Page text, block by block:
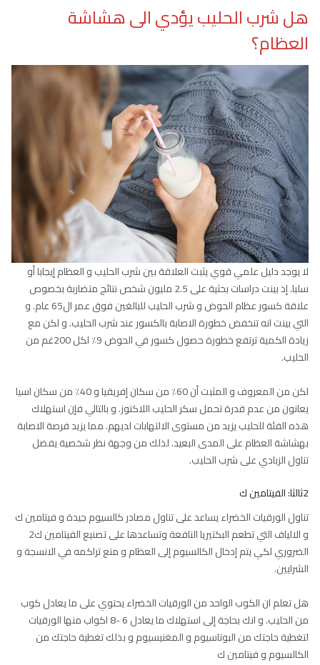
هل شرب الحليب يؤدي الى هشاشة
العظام؟
لا يوجد دليل علمي قوي يثبت العلاقة بين شرب الحليب و العظام إيجابا أو
سلبا. إذ بينت دراسات بحثية على 2.5 مليون شخص نتائج متضاربة بخصوص
علاقة كسور عظام الحوض و شرب الحليب للبالغين فوق عمر ال65 عام. و
التي بينت انه تنخفض خطورة الاصابة بالكسور عند شرب الحليب. و لكن مع
زيادة الكمية ترتفع خطورة حصول كسور في الحوض 9٪ لكل 200غم من
الحليب.
لكن من المعروف و المثبت أن 60٪ من سكان إفريقيا و 40٪ من سكان اسيا
يعانون من عدم قدرة تحمل سكر الحليب اللاكتوز. و بالتالي فإن استهلاك
هذه الفئة للحليب يزيد من مستوى الالتهابات لديهم. مما يزيد فرصة الاصابة
بهشاشة العظام على المدى البعيد. لذلك من وجهة نظر شخصية يفضل
تناول الزبادي على شرب الحليب.
2ثالثا: الفيتامين ك
تناول الورقيات الخضراء يساعد على تناول مصادر كالسيوم جيدة و فيتامين ك
و الالياف التي تطعم البكتيريا النافعة وتساعدها على تصنيع الفيتامين ك2
الضروري لكي يتم إدخال الكالسيوم إلى العظام و منع تراكمه في الانسجة و
الشرايين.
هل تعلم ان الكوب الواحد من الورقيات الخضراء يحتوي على ما يعادل كوب
من الحليب. و انك بحاجة إلى استهلاك ما يعادل 6 -8 اكواب منها الورقيات
لتغطية حاجتك من البوتاسيوم و المغنيسيوم و بذلك تغطية حاجتك من
الكالسيوم و فيتامين ك